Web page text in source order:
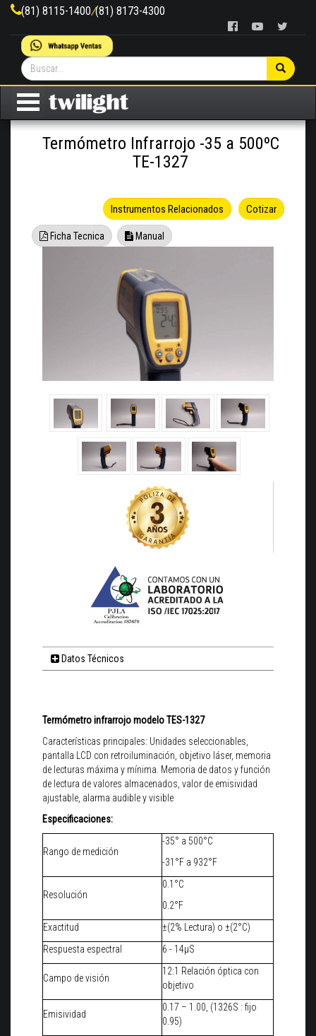
(81) 8115-1400/(81) 8173-4300
Termómetro Infrarrojo -35 a 500ºC
TE-1327
Cotizar
Instrumentos Relacionados
Ficha Tecnica Manual
Datos Técnicos
Termómetro infrarrojo modelo TES-1327
Características principales: Unidades seleccionables,
pantalla LCD con retroiluminación, objetivo láser, memoria
de lecturas máxima y mínima. Memoria de datos y función
de lectura de valores almacenados, valor de emisividad
ajustable, alarma audible y visible
Especificaciones:
Rango de medición
-35° a 500°C
-31°F a 932°F
Resolución
0.1°C
0.2°F
Exactitud
±(2% Lectura) o ±(2°C)
Respuesta espectral
6 - 14µS
Campo de visión
12:1 Relación óptica con
objetivo
Emisividad
0.17 – 1.00, (1326S : fijo
0.95)